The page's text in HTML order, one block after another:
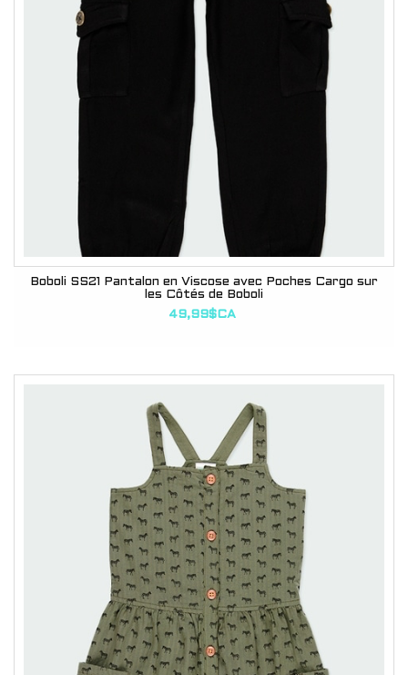
Boboli SS21 Pantalon en Viscose avec Poches Cargo sur
les Côtés de Boboli
49,99$CA